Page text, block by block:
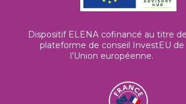
Dispositif ELENA cofinancé au titre
plateforme de conseil InvestEU de
l’Union européenne.